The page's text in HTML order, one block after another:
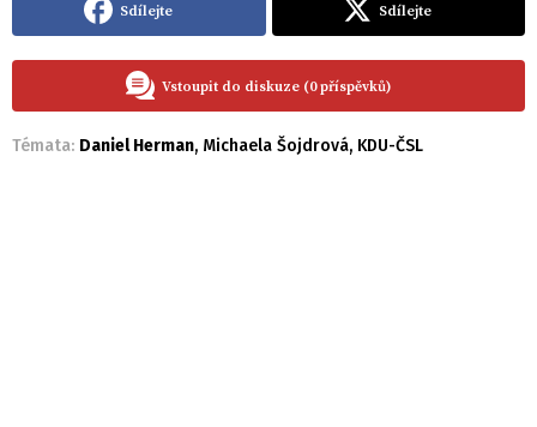
Sdílejte Sdílejte
Vstoupit do diskuze (0 příspěvků)
Témata: Daniel Herman, Michaela Šojdrová, KDU-ČSL